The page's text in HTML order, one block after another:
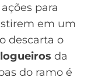
para
em um
descarta o
da
do ramo é